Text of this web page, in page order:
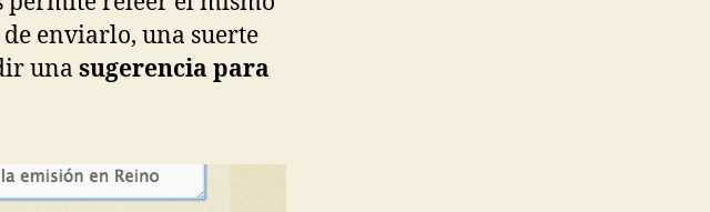
enviarlo, una suerte
una sugerencia para